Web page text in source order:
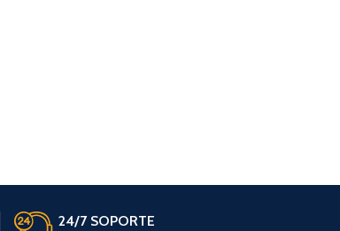
24/7 SOPORTE